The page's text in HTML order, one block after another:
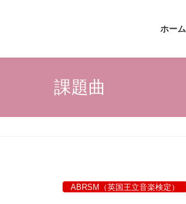
ホーム
課題曲
ABRSM（英国王立音楽検定）